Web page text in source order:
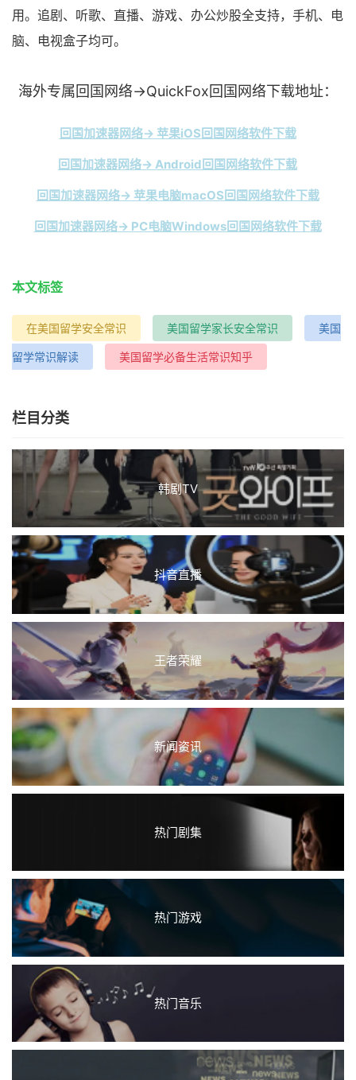
用。追剧、听歌、直播、游戏、办公炒股全支持，手机、电
脑、电视盒子均可。
海外专属回国网络→QuickFox回国网络下载地址：
回国加速器网络→ 苹果iOS回国网络软件下载
回国加速器网络→ Android回国网络软件下载
回国加速器网络→ 苹果电脑macOS回国网络软件下载
回国加速器网络→ PC电脑Windows回国网络软件下载
本文标签
在美国留学安全常识 美国留学家长安全常识 美国
留学常识解读 美国留学必备生活常识知乎
栏目分类
韩剧TV
抖音直播
王者荣耀
新闻资讯
热门剧集
热门游戏
热门音乐